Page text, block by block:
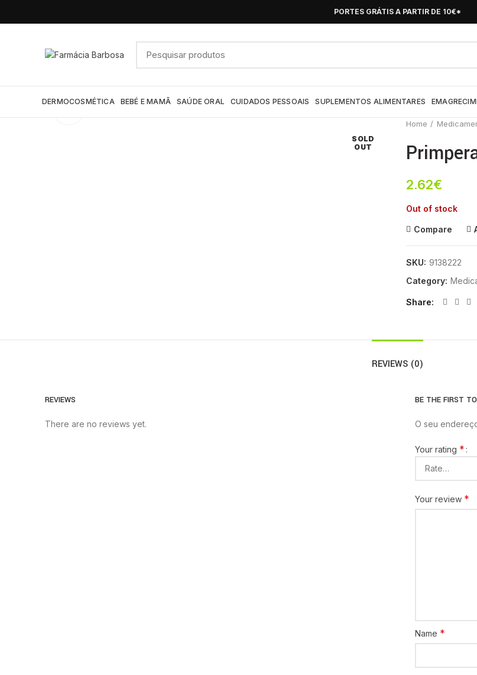
PORTES GRÁTIS A PARTIR DE 10€*
DERMOCOSMÉTICA BEBÉ E MAMÃ SAÚDE ORAL CUIDADOS PESSOAIS SUPLEMENTOS ALIMENTARES
SOLD
OUT
Home
2.62€
Out of stock
Compare
SKU: 9138222
Category:
Share
REVIEWS (0)
REVIEWS
There are no reviews yet.
BE THE FIRST
O seu
Your rating *
Your review *
Name *